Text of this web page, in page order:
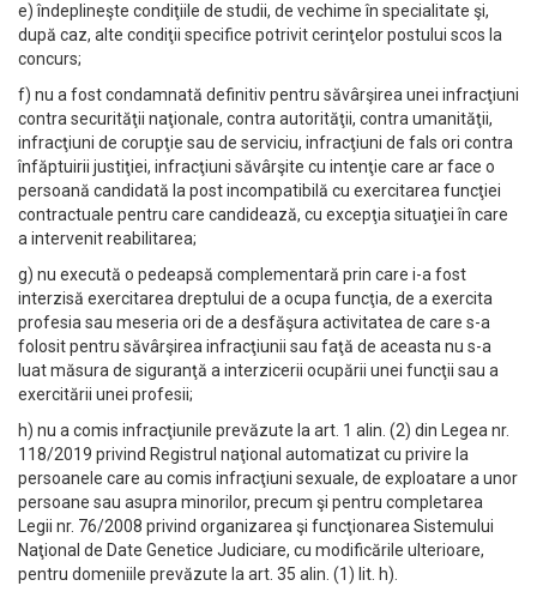
e) îndeplineşte condiţiile de studii, de vechime în specialitate şi,
după caz, alte condiţii specifice potrivit cerinţelor postului scos la
concurs;
f) nu a fost condamnată definitiv pentru săvârşirea unei infracţiuni
contra securităţii naţionale, contra autorităţii, contra umanităţii,
infracţiuni de corupţie sau de serviciu, infracţiuni de fals ori contra
înfăptuirii justiţiei, infracţiuni săvârşite cu intenţie care ar face o
persoană candidată la post incompatibilă cu exercitarea funcţiei
contractuale pentru care candidează, cu excepţia situaţiei în care
a intervenit reabilitarea;
g) nu execută o pedeapsă complementară prin care i-a fost
interzisă exercitarea dreptului de a ocupa funcţia, de a exercita
profesia sau meseria ori de a desfăşura activitatea de care s-a
folosit pentru săvârşirea infracţiunii sau faţă de aceasta nu s-a
luat măsura de siguranţă a interzicerii ocupării unei funcţii sau a
exercitării unei profesii;
h) nu a comis infracţiunile prevăzute la art. 1 alin. (2) din Legea nr.
118/2019 privind Registrul naţional automatizat cu privire la
persoanele care au comis infracţiuni sexuale, de exploatare a unor
persoane sau asupra minorilor, precum şi pentru completarea
Legii nr. 76/2008 privind organizarea şi funcţionarea Sistemului
Naţional de Date Genetice Judiciare, cu modificările ulterioare,
pentru domeniile prevăzute la art. 35 alin. (1) lit. h).